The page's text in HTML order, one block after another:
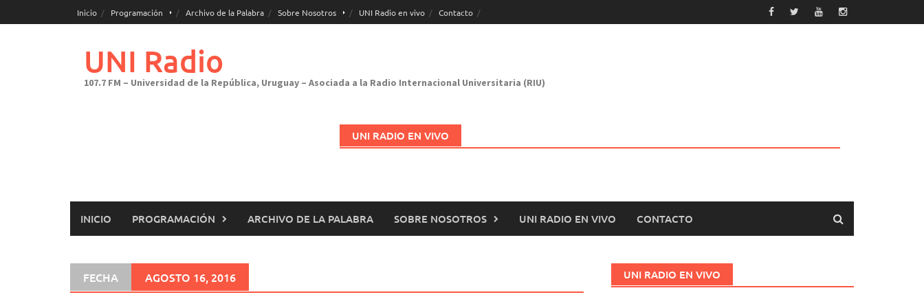
al
Inicio Programación Archivo de la Palabra Sobre Nosotros UNI Radio en vivo Contacto
UNI Radio
107.7 FM – Universidad de la República, Uruguay – Asociada a la Radio Internacional Universitaria (RIU)
UNI RADIO EN VIVO
INICIO PROGRAMACIÓN ARCHIVO DE LA PALABRA SOBRE NOSOTROS UNI RADIO EN VIVO CONTACTO
FECHA AGOSTO 16, 2016 UNI RADIO EN VIVO